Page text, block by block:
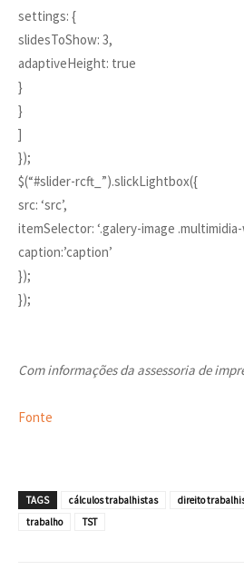
settings: {
slidesToShow: 3,
adaptiveHeight: true
}
}
]
});
$(“#slider-rcft_”).slickLightbox({
src: ‘src’,
itemSelector: ‘.galery-image .multimidia-
caption:’caption’
});
});
Com informações da assessoria de
Fonte
TAGS cálculos trabalhistas direito
trabalho
TST